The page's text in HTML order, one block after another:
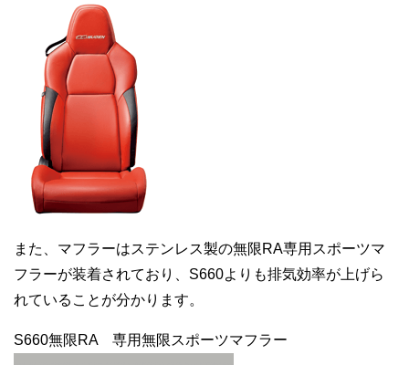
また、マフラーはステンレス製の無限RA専用スポーツマ
フラーが装着されており、S660よりも排気効率が上げら
れていることが分かります。
S660無限RA 専用無限スポーツマフラー